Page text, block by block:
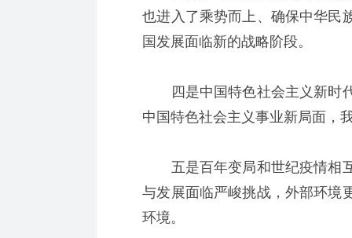
也进入了乘势而上、确保中华民
国发展面临新的战略阶段。
四是中国特色社会主义新时代
中国特色社会主义事业新局面，
五是百年变局和世纪疫情相互
与发展面临严峻挑战，外部环境
环境。